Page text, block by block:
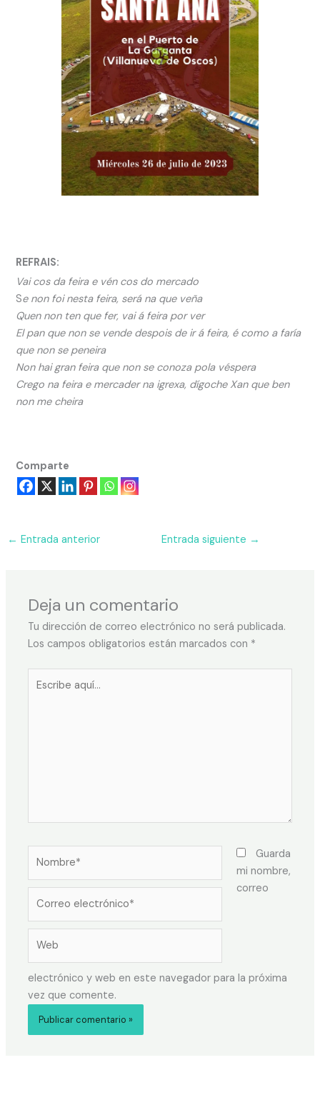
REFRAIS:
Vai cos da feira e vén cos do mercado
Se non foi nesta feira, será na que veña
Quen non ten que fer, vai á feira por ver
El pan que non se vende despois de ir á feira, é como a faría
que non se peneira
Non hai gran feira que non se conoza pola véspera
Crego na feira e mercader na igrexa, dígoche Xan que ben
non me cheira
Comparte
← Entrada anterior Entrada siguiente →
Deja un comentario
Tu dirección de correo electrónico no será publicada.
Los campos obligatorios están marcados con *
Guarda
mi nombre,
correo
electrónico y web en este navegador para la próxima
vez que comente.